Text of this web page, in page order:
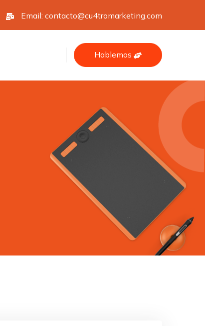
Email: contacto@cu4tromarketing.com
Hablemos